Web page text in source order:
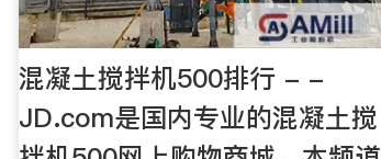
混凝土搅拌机500排行 - -
JD.com是国内专业的混凝土搅